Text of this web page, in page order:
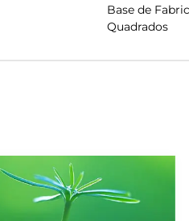
Base de
Quadrados